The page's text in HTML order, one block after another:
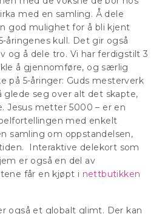
med en samling. Å dele
god mulighet for å bli kjent
åringenes kull. Det gir også
og å dele tro. Vi har ferdigstilt 3
å gjennomføre, og særlig
på 5-åringer: Guds mesterverk
glede seg over alt det skapte,
Jesus metter 5000 – er en
med enkelt
samling om oppstandelsen,
Interaktive delekort som
er også en del av
får en kjøpt i nettbutikken
også et globalt glimt. Der kan